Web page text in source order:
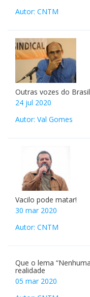
Autor: CNTM
Outras vozes do Brasil
24 jul 2020
Autor: Val Gomes
Vacilo pode matar!
30 mar 2020
Autor: CNTM